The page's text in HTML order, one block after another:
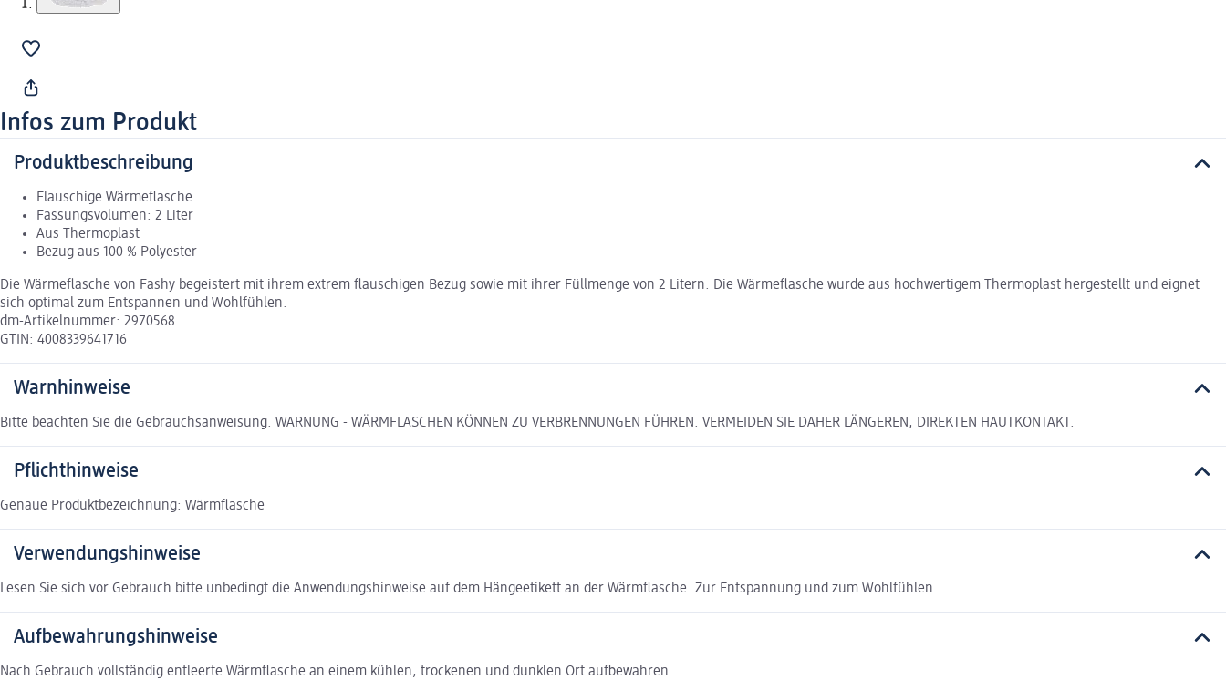
Infos zum Produkt
Produktbeschreibung
Flauschige Wärmeflasche
Fassungsvolumen: 2 Liter
Aus Thermoplast
Bezug aus 100 % Polyester
Die Wärmeflasche von Fashy begeistert mit ihrem extrem flauschigen Bezug sowie mit ihrer Füllmenge von 2 Litern. Die Wärmeflasche wurde aus hochwertigem Thermoplast hergestellt und eignet
sich optimal zum Entspannen und Wohlfühlen.
dm-Artikelnummer: 2970568
GTIN: 4008339641716
Warnhinweise
Bitte beachten Sie die Gebrauchsanweisung. WARNUNG - WÄRMFLASCHEN KÖNNEN ZU VERBRENNUNGEN FÜHREN. VERMEIDEN SIE DAHER LÄNGEREN, DIREKTEN HAUTKONTAKT.
Pflichthinweise
Genaue Produktbezeichnung: Wärmflasche
Verwendungshinweise
Lesen Sie sich vor Gebrauch bitte unbedingt die Anwendungshinweise auf dem Hängeetikett an der Wärmflasche. Zur Entspannung und zum Wohlfühlen.
Aufbewahrungshinweise
Nach Gebrauch vollständig entleerte Wärmflasche an einem kühlen, trockenen und dunklen Ort aufbewahren.